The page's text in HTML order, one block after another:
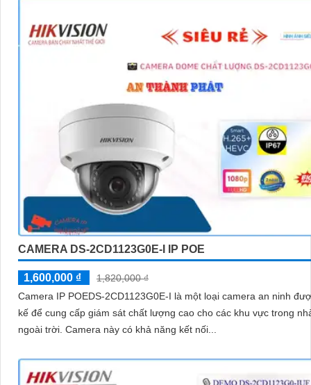
CAMERA DS-2CD1123G0E-I IP POE
1,600,000 ₫
1,820,000 ₫
Camera IP POEDS-2CD1123G0E-I là một loại camera an ninh
kế để cung cấp giám sát chất lượng cao cho các khu vực trong
ngoài trời. Camera này có khả năng kết nối...